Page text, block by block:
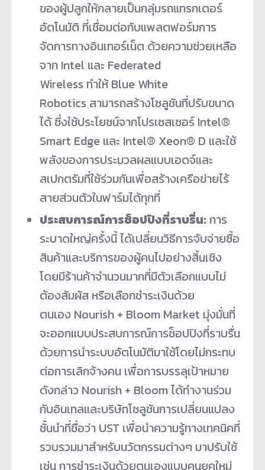
ของผู้ปลูกให้กลายเป็นกลุ่มรถแทรกเตอร์
อัตโนมัติ ที่เชื่อมต่อกับแพลตฟอร์มการ
จัดการทางอินเทอร์เน็ต ด้วยความช่วยเหลือ
จาก Intel และ Federated
Wireless ทำให้ Blue White
Robotics สามารถสร้างโซลูชันที่ปรับขนาด
ได้ ซึ่งใช้ประโยชน์จากโปรเซสเซอร์ Intel®
Smart Edge และ Intel® Xeon® D และใช้
พลังของการประมวลผลแบบเอดจ์และ
สเปกตรัมที่ใช้ร่วมกันเพื่อสร้างเครือข่ายไร้
สายส่วนตัวในฟาร์มได้ทุกที่
ประสบการณ์การช็อปปิงที่ราบรื่น: การ
ระบาดใหญ่ครั้งนี้ ได้เปลี่ยนวิธีการจับจ่ายซื้อ
สินค้าและบริการของผู้คนไปอย่างสิ้นเชิง
โดยมีร้านค้าจำนวนมากที่มีตัวเลือกแบบไม่
ต้องสัมผัส หรือเลือกชำระเงินด้วย
ตนเอง Nourish + Bloom Market มุ่งมั่นที่
จะออกแบบประสบการณ์การช็อปปิงที่ราบรื่น
ด้วยการนำระบบอัตโนมัติมาใช้โดยไม่กระทบ
ต่อการเลิกจ้างคน เพื่อการบรรลุเป้าหมาย
ดังกล่าว Nourish + Bloom ได้ทำงานร่วม
กับอินเทลและบริษัทโซลูชันการเปลี่ยนแปลง
ชั้นนำที่ชื่อว่า UST เพื่อนำความรู้ทางเทคนิคที่
รวบรวมมาสำหรับนวัตกรรมต่างๆ มาปรับใช้
เช่น การชำระเงินด้วยตนเองแบบคนยุคใหม่